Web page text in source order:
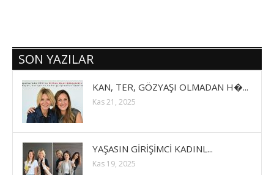
SON YAZILAR
KAN, TER, GÖZYAŞI OLMADAN H�...
Kas 21, 2025
YAŞASIN GİRİŞİMCİ KADINL...
Kas 19, 2025